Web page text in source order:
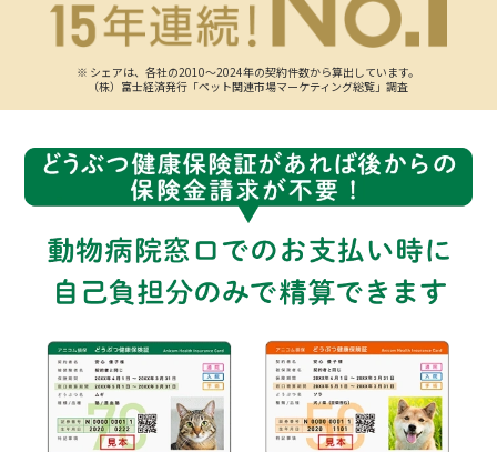
※ シェアは、各社の2010～2024年の契約件数から算出しています。
（株）富士経済発行「ペット関連市場マーケティング総覧」調査